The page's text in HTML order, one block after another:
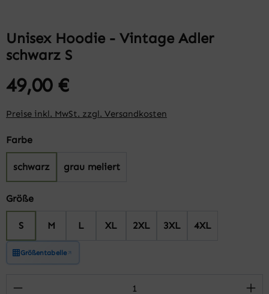
Unisex Hoodie - Vintage Adler
schwarz S
49,00 €
Preise inkl. MwSt. zzgl. Versandkosten
Farbeauswählen
schwarz grau meliert
Größeauswählen
S M L XL 2XL 3XL 4XL
Größentabelle
Produkt Anzahl: Gib den gewünschten